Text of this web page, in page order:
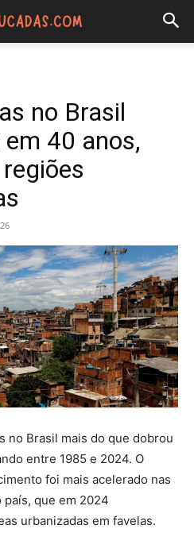
no Brasil
40 anos,
no Brasil mais do que dobrou
entre 1985 e 2024. O
foi mais acelerado nas
que em 2024
urbanizadas em favelas.